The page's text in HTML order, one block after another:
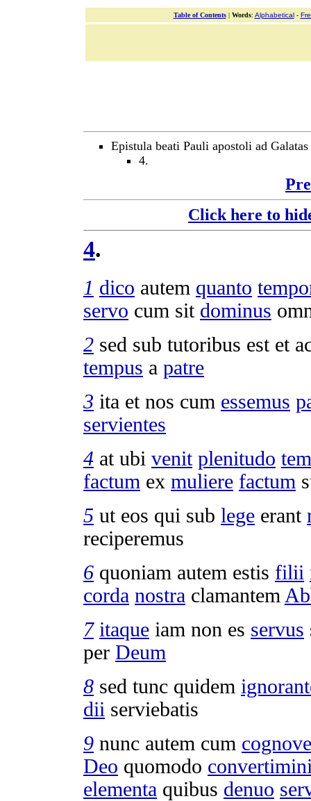
Table of Contents| Words: Alphabetical-
Epistula beati Pauli apostoli ad Galatas
4.
Click here to
4.
1 dico autem quanto
servo cum sit dominus
2 sed sub tutoribus est et
tempus a patre
3 ita et nos cum essemus
servientes
4 at ubi venit plenitudo
factum ex muliere factum
5 ut eos qui sub lege erant
reciperemus
6 quoniam autem estis filii
corda nostra clamantem
7 itaque iam non es servus
per Deum
8 sed tunc quidem
dii serviebatis
9 nunc autem cum
Deo quomodo
elementa quibus denuo